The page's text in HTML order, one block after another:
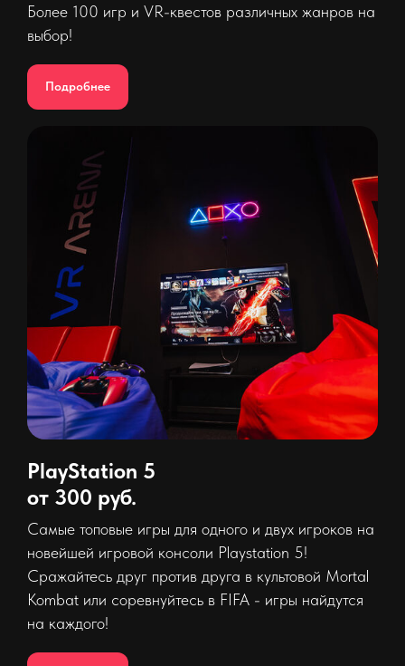
Более 100 игр и VR-квестов различных жанров на
выбор!
Подробнее
PlayStation 5
от 300 руб.
Самые топовые игры для одного и двух игроков на
новейшей игровой консоли Playstation 5!
Сражайтесь друг против друга в культовой Mortal
Kombat или соревнуйтесь в FIFA - игры найдутся
на каждого!